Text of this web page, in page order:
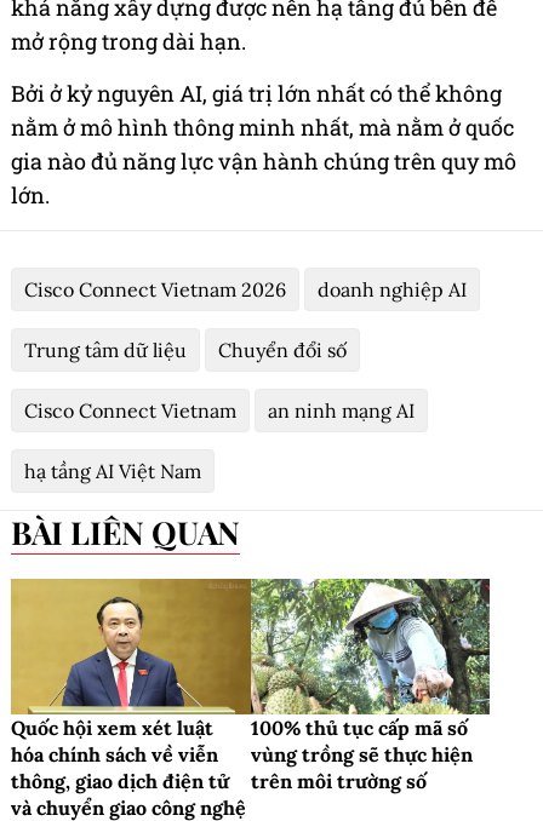
khả năng xây dựng được nền hạ tầng đủ bền để
mở rộng trong dài hạn.
Bởi ở kỷ nguyên AI, giá trị lớn nhất có thể không
nằm ở mô hình thông minh nhất, mà nằm ở quốc
gia nào đủ năng lực vận hành chúng trên quy mô
lớn.
Cisco Connect Vietnam 2026 doanh nghiệp AI
Trung tâm dữ liệu Chuyển đổi số
Cisco Connect Vietnam an ninh mạng AI
hạ tầng AI Việt Nam
BÀI LIÊN QUAN
Quốc hội xem xét luật
hóa chính sách về viễn
thông, giao dịch điện tử
và chuyển giao công nghệ
100% thủ tục cấp mã số
vùng trồng sẽ thực hiện
trên môi trường số